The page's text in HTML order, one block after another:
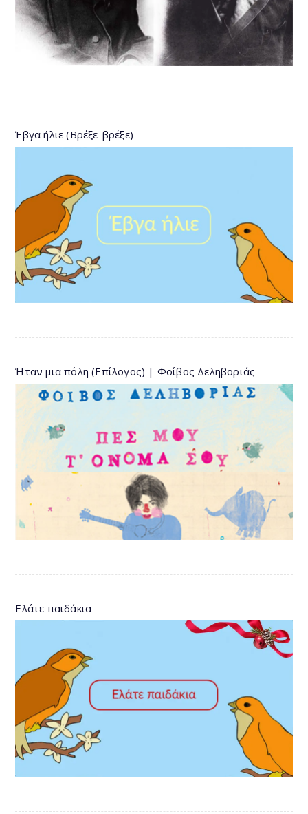
Έβγα ήλιε (Βρέξε-βρέξε)
Ήταν μια πόλη (Επίλογος) | Φοίβος Δεληβοριάς
Ελάτε παιδάκια